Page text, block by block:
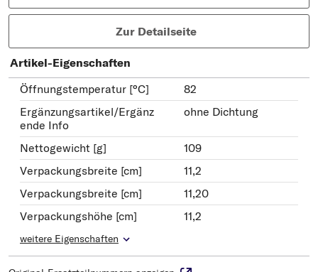
Zur Detailseite
Artikel-Eigenschaften
Öffnungstemperatur [°C]
82
Ergänzungsartikel/Ergänz
ende Info
ohne Dichtung
Nettogewicht [g]
109
Verpackungsbreite [cm]
11,2
Verpackungsbreite [cm]
11,20
Verpackungshöhe [cm]
11,2
weitere Eigenschaften